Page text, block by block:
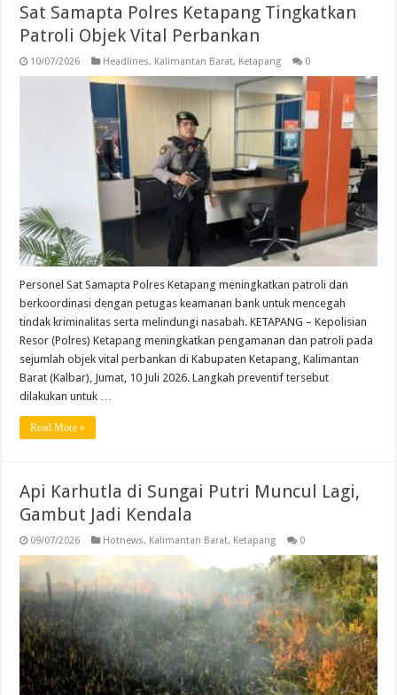
Sat Samapta Polres Ketapang Tingkatkan
Patroli Objek Vital Perbankan
10/07/2026 Headlines, Kalimantan Barat, Ketapang 0
Personel Sat Samapta Polres Ketapang meningkatkan patroli dan
berkoordinasi dengan petugas keamanan bank untuk mencegah
tindak kriminalitas serta melindungi nasabah. KETAPANG – Kepolisian
Resor (Polres) Ketapang meningkatkan pengamanan dan patroli pada
sejumlah objek vital perbankan di Kabupaten Ketapang, Kalimantan
Barat (Kalbar), Jumat, 10 Juli 2026. Langkah preventif tersebut
dilakukan untuk …
Read More »
Api Karhutla di Sungai Putri Muncul Lagi,
Gambut Jadi Kendala
09/07/2026 Hotnews, Kalimantan Barat, Ketapang 0